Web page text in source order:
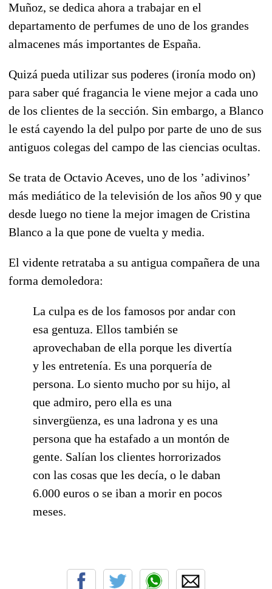
Muñoz, se dedica ahora a trabajar en el
departamento de perfumes de uno de los grandes
almacenes más importantes de España.
Quizá pueda utilizar sus poderes (ironía modo on)
para saber qué fragancia le viene mejor a cada uno
de los clientes de la sección. Sin embargo, a Blanco
le está cayendo la del pulpo por parte de uno de sus
antiguos colegas del campo de las ciencias ocultas.
Se trata de Octavio Aceves, uno de los ’adivinos’
más mediático de la televisión de los años 90 y que
desde luego no tiene la mejor imagen de Cristina
Blanco a la que pone de vuelta y media.
El vidente retrataba a su antigua compañera de una
forma demoledora:
La culpa es de los famosos por andar con
esa gentuza. Ellos también se
aprovechaban de ella porque les divertía
y les entretenía. Es una porquería de
persona. Lo siento mucho por su hijo, al
que admiro, pero ella es una
sinvergüenza, es una ladrona y es una
persona que ha estafado a un montón de
gente. Salían los clientes horrorizados
con las cosas que les decía, o le daban
6.000 euros o se iban a morir en pocos
meses.